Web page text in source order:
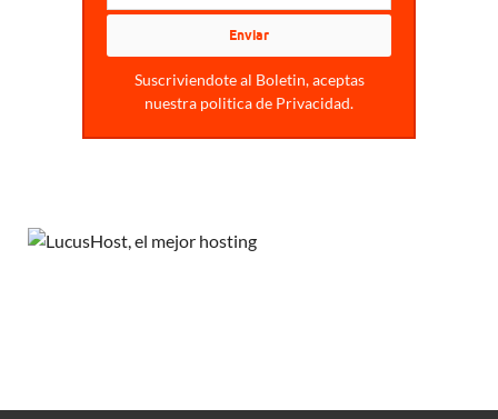
Suscriviendote al Boletin, aceptas
nuestra politica de Privacidad.